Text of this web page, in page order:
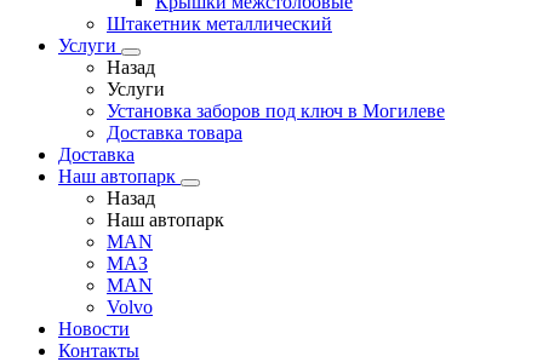
Штакетник металлический
Услуги
Назад
Услуги
Установка заборов под ключ в Могилеве
Доставка товара
Доставка
Наш автопарк
Назад
Наш автопарк
MAN
МАЗ
MAN
Volvo
Новости
Контакты